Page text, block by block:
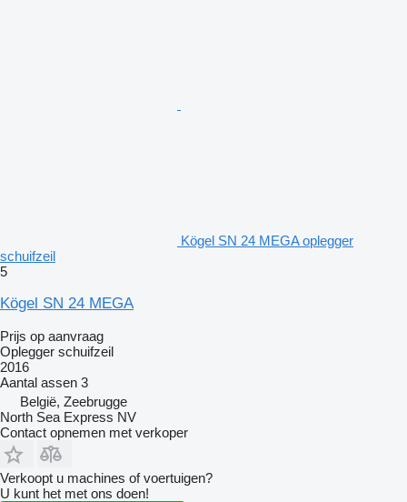
Kögel SN 24 MEGA oplegger
schuifzeil
5
Kögel SN 24 MEGA
Prijs op aanvraag
Oplegger schuifzeil
2016
Aantal assen 3
België, Zeebrugge
North Sea Express NV
Contact opnemen met verkoper
Verkoopt u machines of voertuigen?
U kunt het met ons doen!